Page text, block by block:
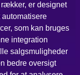
er designet
som kan bruges
integration
salgsmuligheder
bedre oversigt